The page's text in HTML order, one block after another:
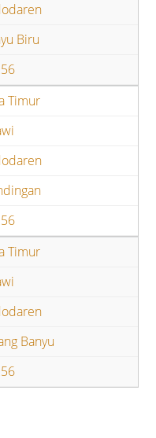
Biru
Timur
Timur
Banyu